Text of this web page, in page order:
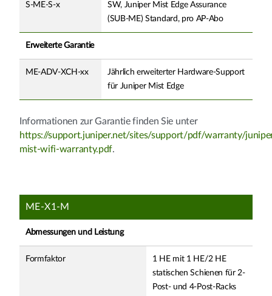
S-ME-S-x
SW, Juniper Mist Edge Assurance
(SUB-ME) Standard, pro AP-Abo
Erweiterte Garantie
ME-ADV-XCH-xx
Jährlich erweiterter Hardware-Support
für Juniper Mist Edge
Informationen zur Garantie finden Sie unter
https://support.juniper.net/sites/support/pdf/warranty/
mist-wifi-warranty.pdf.
ME-X1-M
Abmessungen und Leistung
Formfaktor
1 HE mit 1 HE/2 HE
statischen Schienen für 2-
Post- und 4-Post-Racks